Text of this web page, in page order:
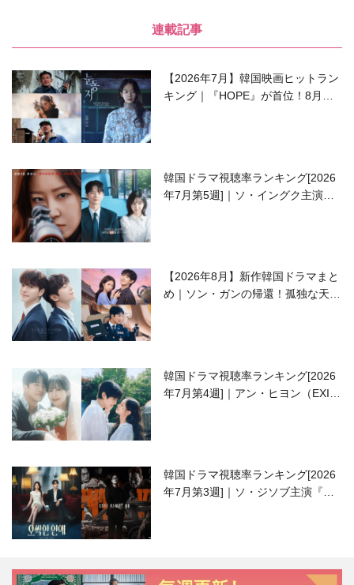
連載記事
【2026年7月】韓国映画ヒットラン
キング｜『HOPE』が首位！8月公
韓国ドラマ視聴率ランキング[2026
年7月第5週]｜ソ・イングク主演の
【2026年8月】新作韓国ドラマまと
め｜ソン・ガンの帰還！孤独な天才
韓国ドラマ視聴率ランキング[2026
年7月第4週]｜アン・ヒヨン（EXID
韓国ドラマ視聴率ランキング[2026
年7月第3週]｜ソ・ジソブ主演『エ